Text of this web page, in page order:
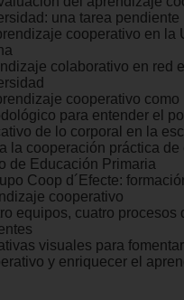
una tarea pendiente
cooperativo en la
colaborativo en red
cooperativo como
para entender el
de lo corporal en la
la cooperación práctica
de Educación Primaria
Coop d´Efecte:
cooperativo
equipos, cuatro procesos
visuales para
y enriquecer el